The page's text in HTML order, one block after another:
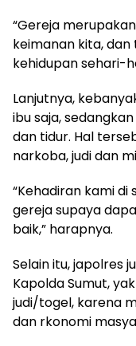
“Gereja
keimanan kita,
kehidupan sehari-
Lanjutnya,
ibu saja,
dan tidur. Hal
narkoba, judi dan
“Kehadiran kami di
gereja supaya
baik,” harapnya.
Selain itu, japolres
Kapolda Sumut,
judi/togel, karena
dan rkonomi